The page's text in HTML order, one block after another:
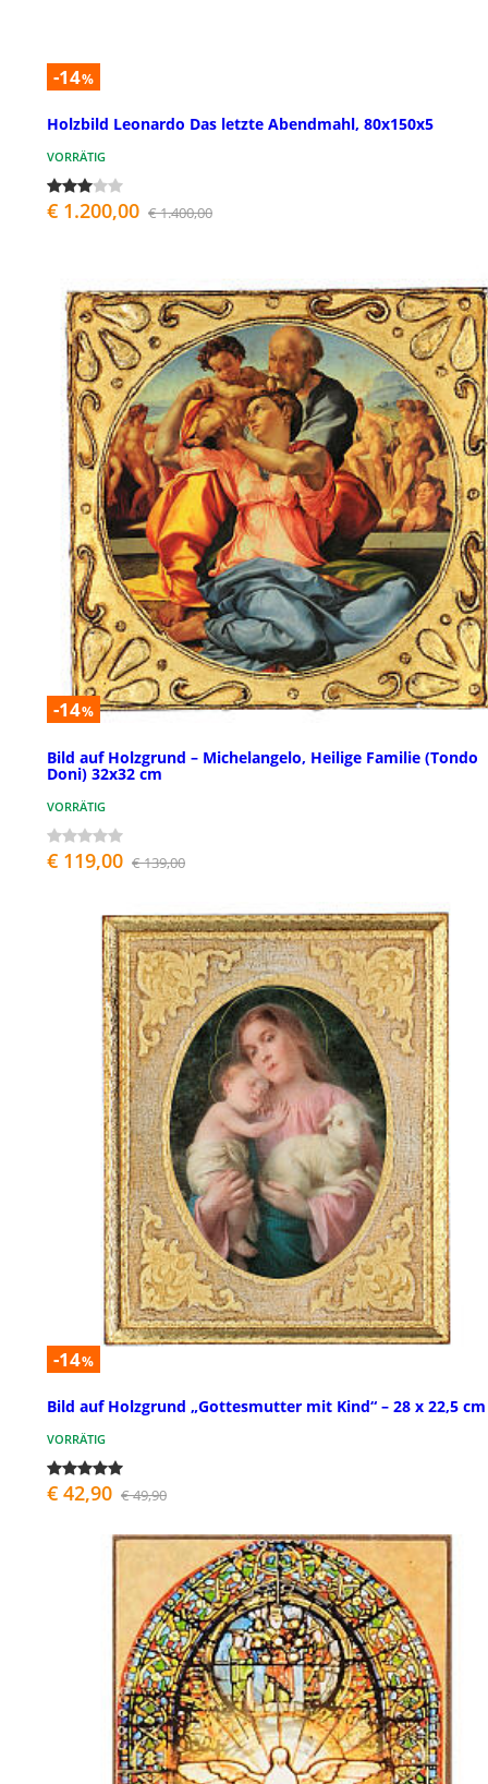
-14%
Holzbild Leonardo Das letzte Abendmahl, 80x150x5
VORRÄTIG
€ 1.200,00 € 1.400,00
-14%
Bild auf Holzgrund – Michelangelo, Heilige Familie (Tondo
Doni) 32x32 cm
VORRÄTIG
€ 119,00 € 139,00
-14%
Bild auf Holzgrund „Gottesmutter mit Kind“ – 28 x 22,5 cm
VORRÄTIG
€ 42,90 € 49,90